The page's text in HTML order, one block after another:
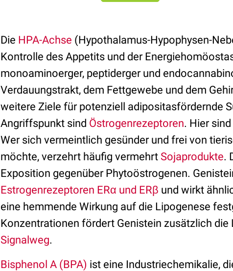
Die HPA-Achse (Hypothalamus-Hypophysen-
Kontrolle des Appetits und der
monoaminoerger, peptiderger und
Verdauungstrakt, dem Fettgewebe und dem
weitere Ziele für potenziell adipositasfördernde
Angriffspunkt sind Östrogenrezeptoren. Hier sind
Wer sich vermeintlich gesünder und frei von
möchte, verzehrt häufig vermehrt Sojaprodukte.
Exposition gegenüber Phytoöstrogenen.
Estrogenrezeptoren ERα und ERβ und wirkt
eine hemmende Wirkung auf die Lipogenese
Konzentrationen fördert Genistein zusätzlich die
Signalweg.
Bisphenol A (BPA) ist eine Industriechemikalie,